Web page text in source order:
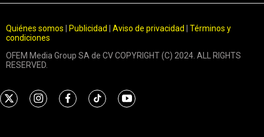
Quiénes somos Publicidad Aviso de privacidad
Términos y
condiciones
OFEM Media Group SA de CV COPYRIGHT (C) 2024. ALL RIGHTS
RESERVED.
t
i
f
t
y